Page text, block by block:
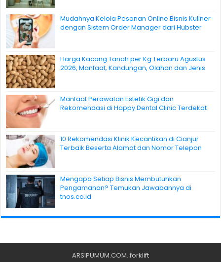
Mudahnya Kelola Pesanan Online Bisnis Kuliner
dengan Sistem Order Manager dari Hubster
Harga Kacang Tanah per Kg Terbaru Agustus
2026, Manfaat, Kandungan, Olahan dan Jenis
Manfaat Perawatan Estetik Gigi dan
Rekomendasi di Happy Dental Clinic Terdekat
10 Rekomendasi Klinik Kecantikan di Cianjur
Terbaik Beserta Alamat dan Nomor Telepon
Mengapa Setiap Bisnis Membutuhkan
Pengamanan? Temukan Jawabannya di
tnos.co.id
ARSIPUMUM.COM. forklift